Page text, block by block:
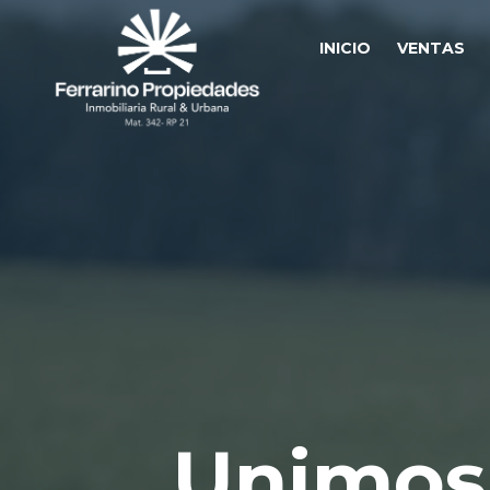
INICIO VENTAS